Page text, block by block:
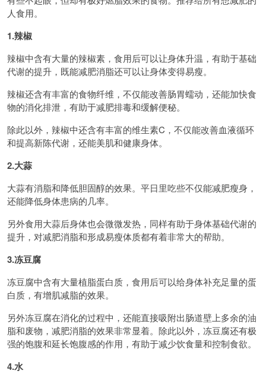
人食用。
1.辣椒
辣椒中含有大量的辣椒素，食用后可以让身体升温，有助于基础
代谢的提升，既能减肥消脂还可以让身体变得易瘦。
辣椒还含有丰富的食物纤维，不仅能改善肠胃蠕动，还能加快食
物的消化排泄，有助于减肥排毒和缓解便秘。
除此以外，辣椒中还含有丰富的维生素C，不仅能改善血液循环
和提高新陈代谢，还能美肌和健康身体。
2.大蒜
大蒜有消脂和降低胆固醇的效果。平日里吃些不仅能减肥瘦身，
还能降低身体患病的几率。
另外食用大蒜后身体也会微微发热，同样有助于身体基础代谢的
提升，对减肥消脂和形成易瘦体质都有着非常大的帮助。
3.冻豆腐
冻豆腐中含有大量植脂蛋白质，食用后可以给身体补充足量的蛋
白质，有增肌减脂的效果。
另外冻豆腐在消化的过程中，还能直接吸附出肠道壁上多余的油
脂和废物，减肥消脂的效果非常显着。除此以外，冻豆腐还有极
强的饱腹和延长饱腹感的作用，有助于减少饮食量和控制食欲。
4.水